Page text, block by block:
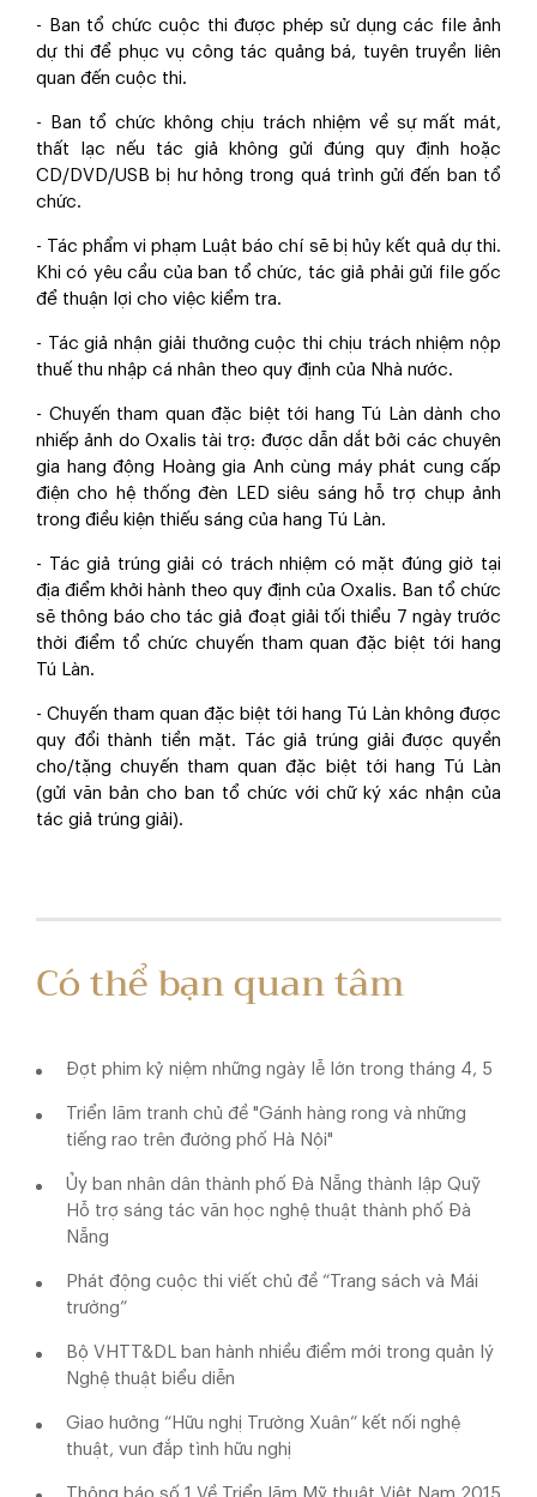
- Ban tổ chức cuộc thi được phép sử dụng các file ảnh
dự thi để phục vụ công tác quảng bá, tuyên truyền liên
quan đến cuộc thi.
- Ban tổ chức không chịu trách nhiệm về sự mất mát,
thất lạc nếu tác giả không gửi đúng quy định hoặc
CD/DVD/USB bị hư hỏng trong quá trình gửi đến ban tổ
chức.
- Tác phẩm vi phạm Luật báo chí sẽ bị hủy kết quả dự thi.
Khi có yêu cầu của ban tổ chức, tác giả phải gửi file gốc
để thuận lợi cho việc kiểm tra.
- Tác giả nhận giải thưởng cuộc thi chịu trách nhiệm nộp
thuế thu nhập cá nhân theo quy định của Nhà nước.
- Chuyến tham quan đặc biệt tới hang Tú Làn dành cho
nhiếp ảnh do Oxalis tài trợ: được dẫn dắt bởi các chuyên
gia hang động Hoàng gia Anh cùng máy phát cung cấp
điện cho hệ thống đèn LED siêu sáng hỗ trợ chụp ảnh
trong điều kiện thiếu sáng của hang Tú Làn.
- Tác giả trúng giải có trách nhiệm có mặt đúng giờ tại
địa điểm khởi hành theo quy định của Oxalis. Ban tổ chức
sẽ thông báo cho tác giả đoạt giải tối thiểu 7 ngày trước
thời điểm tổ chức chuyến tham quan đặc biệt tới hang
Tú Làn.
- Chuyến tham quan đặc biệt tới hang Tú Làn không được
quy đổi thành tiền mặt. Tác giả trúng giải được quyền
cho/tặng chuyến tham quan đặc biệt tới hang Tú Làn
(gửi văn bản cho ban tổ chức với chữ ký xác nhận của
tác giả trúng giải).
Có thể bạn quan tâm
Đợt phim kỷ niệm những ngày lễ lớn trong tháng 4, 5
Triển lãm tranh chủ đề "Gánh hàng rong và những
tiếng rao trên đường phố Hà Nội"
Ủy ban nhân dân thành phố Đà Nẵng thành lập Quỹ
Hỗ trợ sáng tác văn học nghệ thuật thành phố Đà
Nẵng
Phát động cuộc thi viết chủ đề “Trang sách và Mái
trường”
Bộ VHTT&DL ban hành nhiều điểm mới trong quản lý
Nghệ thuật biểu diễn
Giao hưởng “Hữu nghị Trường Xuân” kết nối nghệ
thuật, vun đắp tình hữu nghị
Thông báo số 1 Về Triển lãm Mỹ thuật Việt Nam 2015